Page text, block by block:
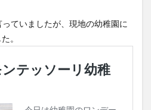
ていましたが、現地の幼稚園に
。